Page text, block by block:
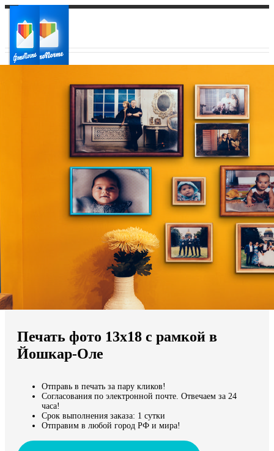
Ваш регион доставки
Выберите из списка:
Мы доставляем по всему миру
Продолжить без города
Печать фото 13х18 с рамкой в
Йошкар-Оле
Отправь в печать за пару кликов!
Согласования по электронной почте. Отвечаем за 24
часа!
Срок выполнения заказа: 1 сутки
Отправим в любой город РФ и мира!